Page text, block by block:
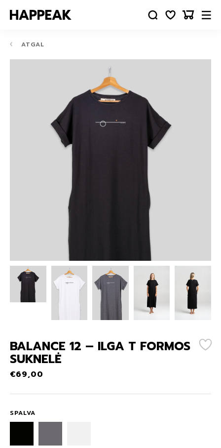
ATGAL
BALANCE 12 – ILGA T FORMOS
SUKNELĖ
€69,00
SPALVA